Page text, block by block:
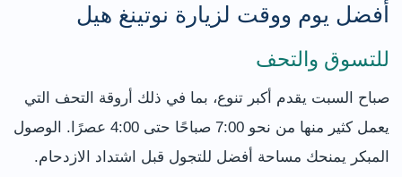
أفضل يوم ووقت لزيارة نوتينغ هيل
للتسوق والتحف
صباح السبت يقدم أكبر تنوع، بما في ذلك أروقة التحف التي
يعمل كثير منها من نحو 7:00 صباحًا حتى 4:00 عصرًا. الوصول
المبكر يمنحك مساحة أفضل للتجول قبل اشتداد الازدحام.